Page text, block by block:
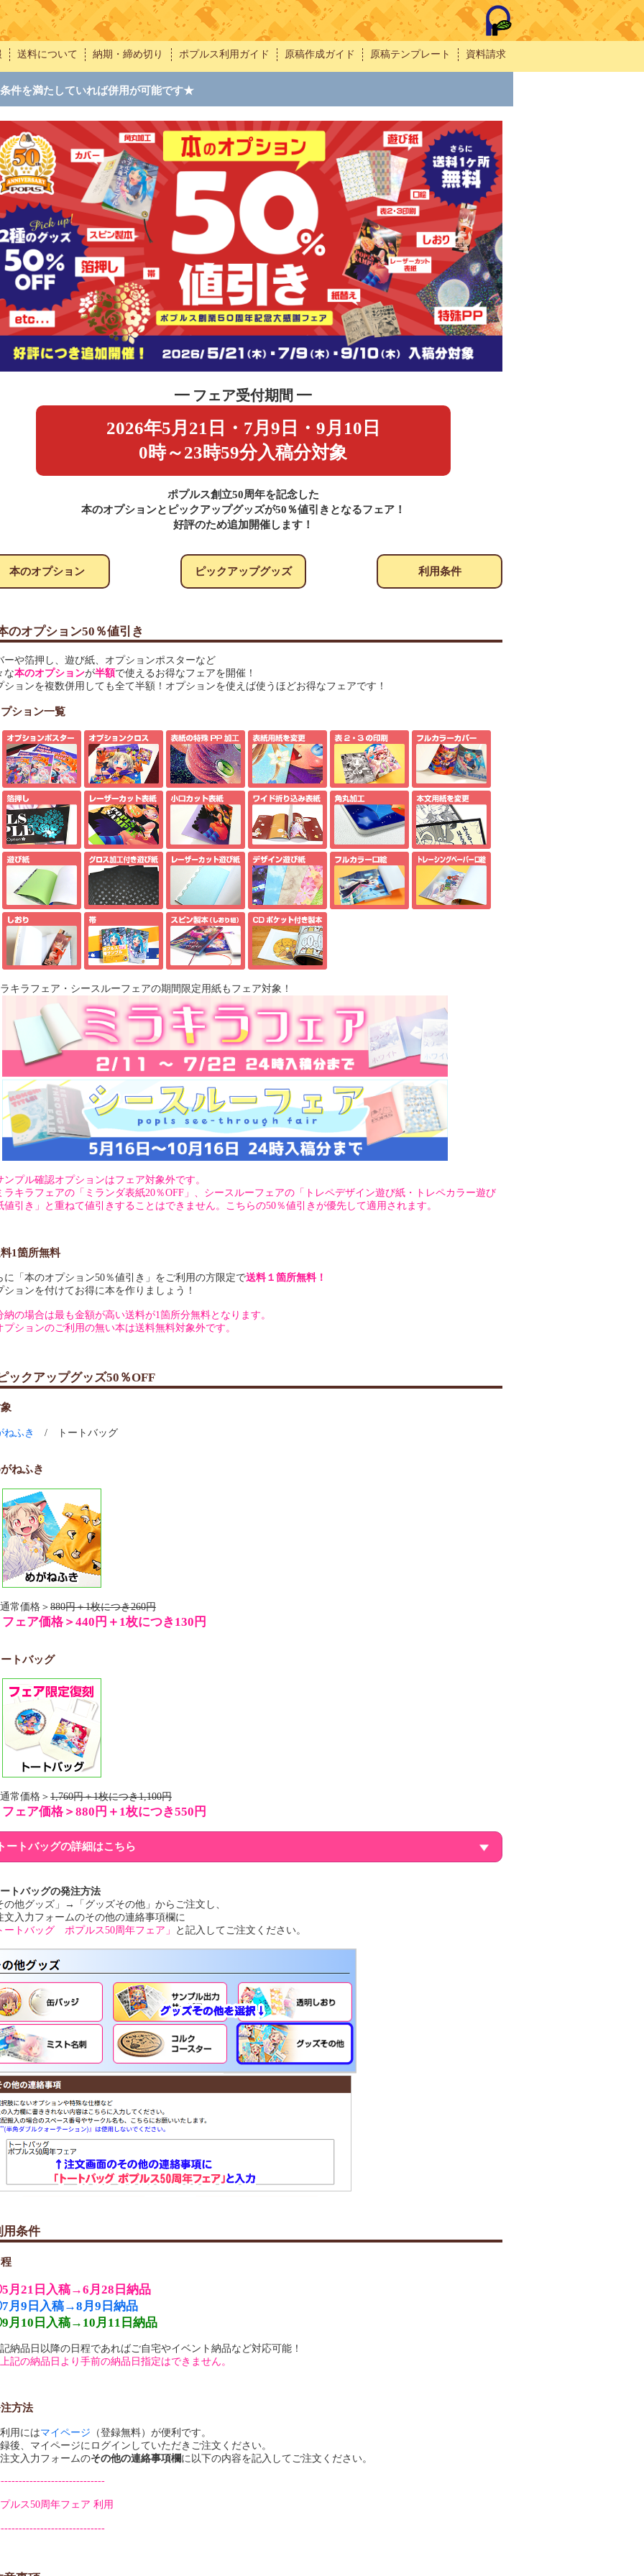
送料について 納期・締め切り ポプルス利用ガイド 原稿作成ガイド 原稿テンプレート 資料請求
件を満たしていれば併用が可能です★
━ フェア受付期間 ━
2026年5月21日・7月9日・9月10日
0時～23時59分入稿分対象
ポプルス創立50周年を記念した
本のオプションとピックアップグッズが50％値引きとなるフェア！
好評のため追加開催します！
本のオプション ピックアップグッズ 利用条件
のオプション50％値引き
ーや箔押し、遊び紙、オプションポスターなど
な本のオプションが半額で使えるお得なフェアを開催！
ションを複数併用しても全て半額！オプションを使えば使うほどお得なフェアです！
ション一覧
キラフェア・シースルーフェアの期間限定用紙もフェア対象！
ンプル確認オプションはフェア対象外です。
ラキラフェアの「ミランダ表紙20％OFF」、シースルーフェアの「トレペデザイン遊び紙・トレペカラー遊び
値引き」と重ねて値引きすることはできません。こちらの50％値引きが優先して適用されます。
1箇所無料
に「本のオプション50％値引き」をご利用の方限定で送料１箇所無料！
ションを付けてお得に本を作りましょう！
納の場合は最も金額が高い送料が1箇所分無料となります。
プションのご利用の無い本は送料無料対象外です。
ックアップグッズ50％OFF
ねふき / トートバッグ
ねふき
常価格＞ 880円＋1枚につき260円
ェア価格＞440円＋1枚につき130円
トバッグ
常価格＞ 1,760円＋1枚につき1,100円
ェア価格＞880円＋1枚につき550円
ートバッグの詳細はこちら
素材
ポリエステル
片面フルカラーインクジェット出力の熱転写（昇華プリント）
テンプレート（zip形式で圧縮）
トートバッグテンプレート 2020.07.31
トバッグの発注方法
の他グッズ」→「グッズその他」からご注文し、
文入力フォームのその他の連絡事項欄に
ートバッグ ポプルス50周年フェア」
と記入してご注文ください。
用条件
月21日入稿→6月28日納品
月9日入稿→8月9日納品
月10日入稿→10月11日納品
納品日以降の日程であればご自宅やイベント納品など対応可能！
上記の納品日より手前の納品日指定はできません。
方法
用にはマイページ （登録無料）が便利です。
後、マイページにログインしていただきご注文ください。
文入力フォームのその他の連絡事項欄に以下の内容を記入してご注文ください。
ルス50周年フェア 利用